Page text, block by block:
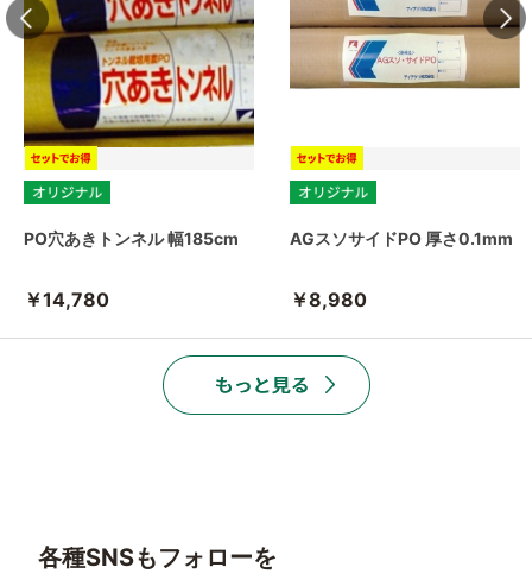
PO穴あきトンネル 幅185cm
￥14,780
AGスソサイドPO 厚さ0.1mm
￥8,980
各種SNSもフォローを